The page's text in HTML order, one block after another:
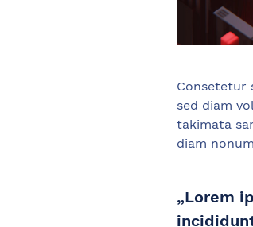
Consetetur
sed diam
takimata
diam
„Lorem